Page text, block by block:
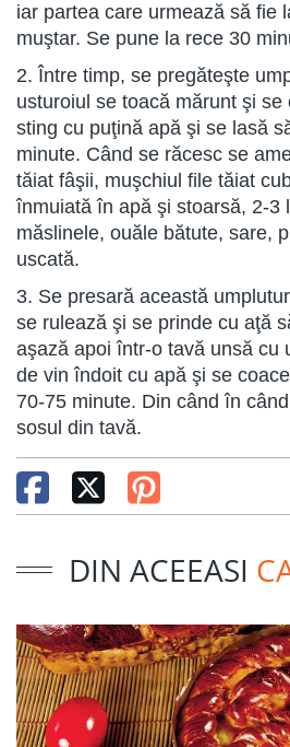
iar partea care urmează să fie
muştar. Se pune la rece 30
2. Între timp, se pregăteşte
usturoiul se toacă mărunt şi
sting cu puţină apă şi se lasă
minute. Când se răcesc se
tăiat fâşii, muşchiul file tăiat
înmuiată în apă şi stoarsă, 2-3
măslinele, ouăle bătute, sare,
uscată.
3. Se presară această
se rulează şi se prinde cu aţă
aşază apoi într-o tavă unsă cu
de vin îndoit cu apă şi se
70-75 minute. Din când în
sosul din tavă.
DIN ACEEASI